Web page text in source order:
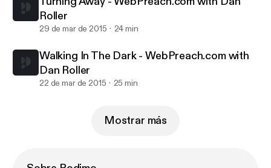
Roller
29 de mar de 2015 24 min
Walking In The Dark - WebPreach.com with
Dan Roller
22 de mar de 2015 25 min
Mostrar más